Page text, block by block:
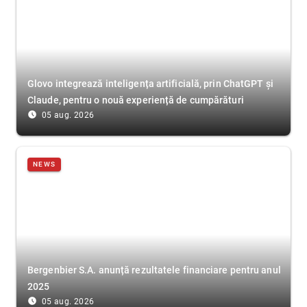
Glovo integrează inteligența artificială, prin ChatGPT și
Claude, pentru o nouă experiență de cumpărături
access_time_filled 05 aug. 2026
NEWS
Bergenbier S.A. anunță rezultatele financiare pentru anul
2025
access_time_filled 05 aug. 2026